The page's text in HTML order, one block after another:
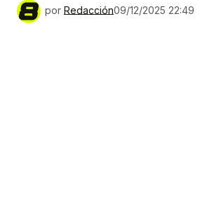
por Redacción09/12/2025 22:49